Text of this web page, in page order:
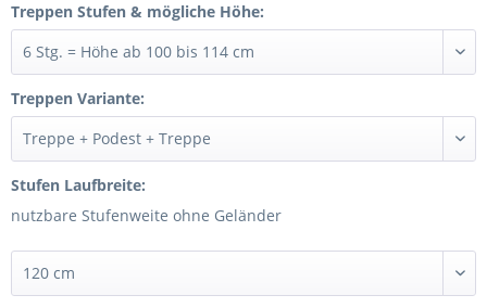
Treppen Stufen & mögliche Höhe:
Treppen Variante:
Stufen Laufbreite:
nutzbare Stufenweite ohne Geländer